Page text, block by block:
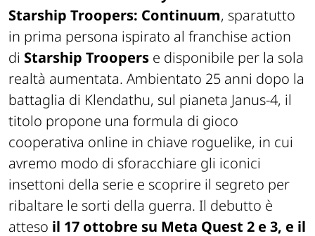
Starship Troopers: Continuum, sparatutto
in prima persona ispirato al franchise action
di Starship Troopers e disponibile per la sola
realtà aumentata. Ambientato 25 anni dopo la
battaglia di Klendathu, sul pianeta Janus-4, il
titolo propone una formula di gioco
cooperativa online in chiave roguelike, in cui
avremo modo di sforacchiare gli iconici
insettoni della serie e scoprire il segreto per
ribaltare le sorti della guerra. Il debutto è
atteso il 17 ottobre su Meta Quest 2 e 3, e il